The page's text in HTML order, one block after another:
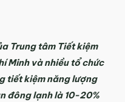
Trung tâm Tiết kiệm
Minh và nhiều tổ chức
tiết kiệm năng lượng
đông lạnh là 10-20%